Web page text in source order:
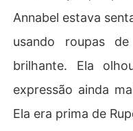
Annabel estava
usando roupas
brilhante. Ela
expressão ainda
Ela era prima de